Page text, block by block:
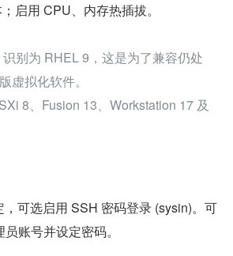
启用 CPU、内存热插拔。
别为 RHEL 9，这是为了兼容仍处
虚拟化软件。
8、Fusion 13、Workstation 17 及
，可选启用 SSH 密码登录 (sysin)。可
账号并设定密码。